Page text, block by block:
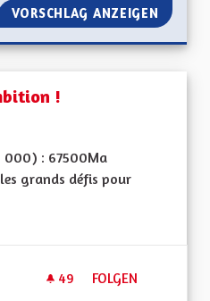
VORSCHLAG ANZEIGEN ZONE
!
000) : 67500Ma
grands défis pour
49 49 FOLLOWER
FOLGEN
VOIR GRAND ! DE